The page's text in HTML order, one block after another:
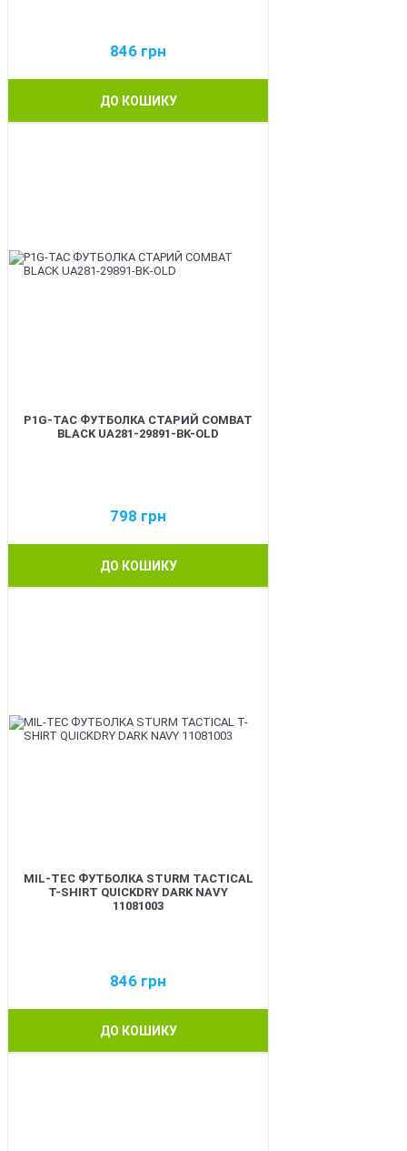
846 грн
ДО КОШИКУ
P1G-TAC ФУТБОЛКА СТАРИЙ COMBAT
BLACK UA281-29891-BK-OLD
798 грн
ДО КОШИКУ
MIL-TEC ФУТБОЛКА STURM TACTICAL
T-SHIRT QUICKDRY DARK NAVY
11081003
846 грн
ДО КОШИКУ